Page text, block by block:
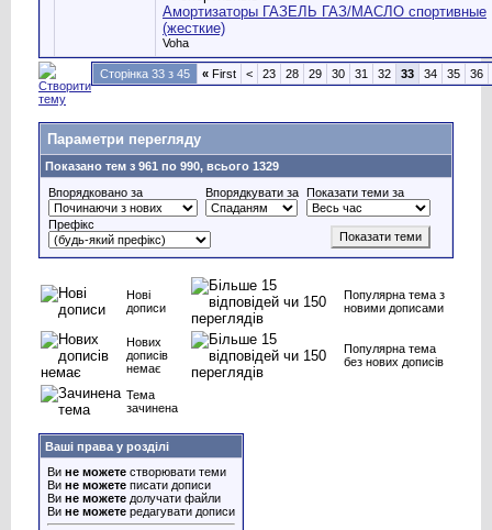
Амортизаторы ГАЗЕЛЬ ГАЗ/МАСЛО спортивные
(жесткие)
Voha
Сторінка 33 з 45 « First < 23 28 29 30 31 32 33 34 35 36
Параметри перегляду
Показано тем з 961 по 990, всього 1329
Впорядковано за
Впорядкувати за Показати теми за
Префікс
Нові
дописи
Популярна тема з
новими дописами
Нових
дописів
немає
Популярна тема
без нових дописів
Тема
зачинена
Ваші права у розділі
Ви не можете створювати теми
Ви не можете писати дописи
Ви не можете долучати файли
Ви не можете редагувати дописи